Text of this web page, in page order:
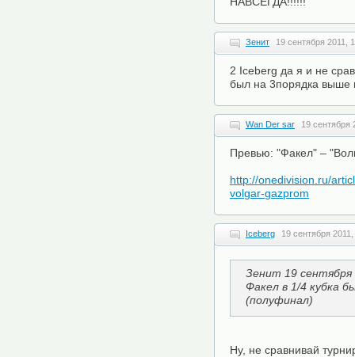
Зенит 19 сентября 2011,
2 Iceberg да я и не
был на 3порядка выше
Wan Der sar 19 сентября
Превью: "Факел" –
http://onedivision.ru/
volgar-gazprom
Iceberg 19 сентября
Зенит 19 сентября
Факел в 1/4 кубка
(полуфинал)
Ну, не сравнивай